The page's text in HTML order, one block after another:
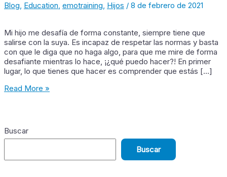
Blog, Education, emotraining, Hijos / 8 de febrero de 2021
Mi hijo me desafía de forma constante, siempre tiene que
salirse con la suya. Es incapaz de respetar las normas y basta
con que le diga que no haga algo, para que me mire de forma
desafiante mientras lo hace, ¡¿qué puedo hacer?! En primer
lugar, lo que tienes que hacer es comprender que estás […]
Read More »
Buscar
Buscar